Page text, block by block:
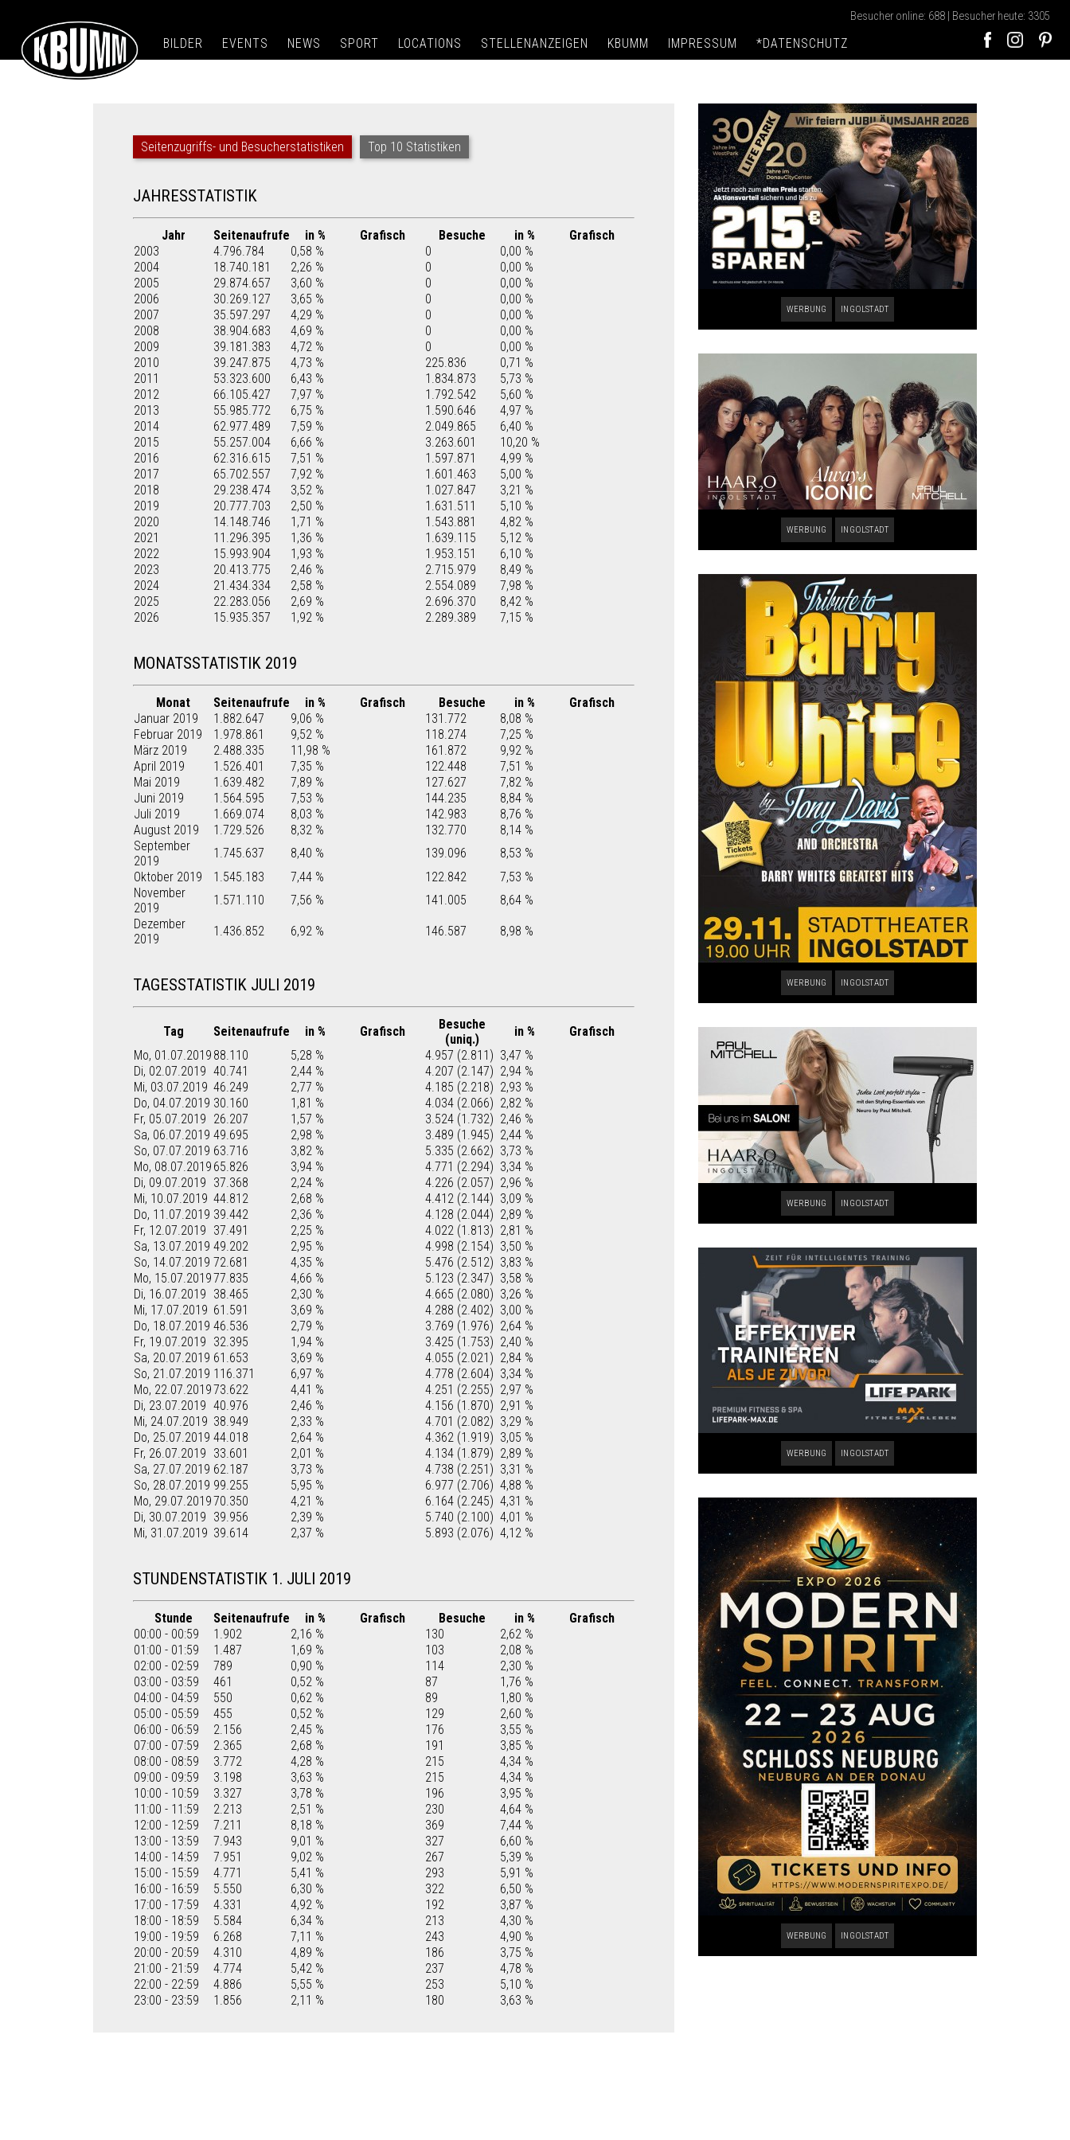
Besucher online: 688 | Besucher heute: 3305
BILDER EVENTS NEWS SPORT LOCATIONS STELLENANZEIGEN KBUMM IMPRESSUM *DATENSCHUTZ
Seitenzugriffs- und Besucherstatistiken Top 10 Statistiken
JAHRESSTATISTIK
Jahr Seitenaufrufe in % Grafisch Besuche in %
Grafisch
2003
4.796.784 0,58 % 0
0,00 %
2004
18.740.181 2,26 % 0
0,00 %
2005
29.874.657 3,60 % 0
0,00 %
2006
30.269.127 3,65 % 0
0,00 %
2007
35.597.297 4,29 % 0
0,00 %
2008
38.904.683 4,69 % 0
0,00 %
2009
39.181.383 4,72 % 0
0,00 %
2010
39.247.875 4,73 % 225.836
0,71 %
2011
53.323.600 6,43 % 1.834.873
5,73 %
2012
66.105.427 7,97 % 1.792.542
5,60 %
2013
55.985.772 6,75 % 1.590.646
4,97 %
2014
62.977.489 7,59 % 2.049.865
6,40 %
2015
55.257.004 6,66 % 3.263.601
10,20 %
2016
62.316.615 7,51 % 1.597.871
4,99 %
2017
65.702.557 7,92 % 1.601.463
5,00 %
2018
29.238.474 3,52 % 1.027.847
3,21 %
2019
20.777.703 2,50 % 1.631.511
5,10 %
2020
14.148.746 1,71 % 1.543.881
4,82 %
2021
11.296.395 1,36 % 1.639.115
5,12 %
2022
15.993.904 1,93 % 1.953.151
6,10 %
2023
20.413.775 2,46 % 2.715.979
8,49 %
2024
21.434.334 2,58 % 2.554.089
7,98 %
2025
22.283.056 2,69 % 2.696.370
8,42 %
2026
15.935.357 1,92 % 2.289.389 7,15 %
MONATSSTATISTIK 2019
Monat Seitenaufrufe in % Grafisch Besuche in %
Grafisch
Januar 2019
1.882.647 9,06 % 131.772
8,08 %
Februar 2019
1.978.861 9,52 % 118.274
7,25 %
März 2019
2.488.335 11,98 % 161.872
9,92 %
April 2019
1.526.401 7,35 % 122.448
7,51 %
Mai 2019
1.639.482 7,89 % 127.627
7,82 %
Juni 2019
1.564.595 7,53 % 144.235
8,84 %
Juli 2019
1.669.074 8,03 % 142.983
8,76 %
August 2019
1.729.526 8,32 % 132.770
8,14 %
September
2019
1.745.637 8,40 % 139.096
8,53 %
Oktober 2019
1.545.183 7,44 % 122.842
7,53 %
November
2019
1.571.110 7,56 % 141.005
8,64 %
Dezember
2019
1.436.852 6,92 % 146.587 8,98 %
TAGESSTATISTIK JULI 2019
Tag Seitenaufrufe in % Grafisch
Besuche
(uniq.)
in %
Grafisch
Mo, 01.07.2019 88.110 5,28 % 4.957 (2.811) 3,47 %
Di, 02.07.2019 40.741 2,44 % 4.207 (2.147) 2,94 %
Mi, 03.07.2019 46.249 2,77 % 4.185 (2.218) 2,93 %
Do, 04.07.2019 30.160 1,81 % 4.034 (2.066) 2,82 %
Fr, 05.07.2019 26.207 1,57 % 3.524 (1.732) 2,46 %
Sa, 06.07.2019 49.695 2,98 % 3.489 (1.945) 2,44 %
So, 07.07.2019 63.716 3,82 % 5.335 (2.662) 3,73 %
Mo, 08.07.2019 65.826 3,94 % 4.771 (2.294) 3,34 %
Di, 09.07.2019 37.368 2,24 % 4.226 (2.057) 2,96 %
Mi, 10.07.2019 44.812 2,68 % 4.412 (2.144) 3,09 %
Do, 11.07.2019 39.442 2,36 % 4.128 (2.044) 2,89 %
Fr, 12.07.2019 37.491 2,25 % 4.022 (1.813) 2,81 %
Sa, 13.07.2019 49.202 2,95 % 4.998 (2.154) 3,50 %
So, 14.07.2019 72.681 4,35 % 5.476 (2.512) 3,83 %
Mo, 15.07.201977.835 4,66 % 5.123 (2.347) 3,58 %
Di, 16.07.2019 38.465 2,30 % 4.665 (2.080) 3,26 %
Mi, 17.07.2019 61.591 3,69 % 4.288 (2.402) 3,00 %
Do, 18.07.2019 46.536 2,79 % 3.769 (1.976) 2,64 %
Fr, 19.07.2019 32.395 1,94 % 3.425 (1.753) 2,40 %
Sa, 20.07.2019 61.653 3,69 % 4.055 (2.021) 2,84 %
So, 21.07.2019 116.371 6,97 % 4.778 (2.604) 3,34 %
Mo, 22.07.201973.622 4,41 % 4.251 (2.255) 2,97 %
Di, 23.07.2019 40.976 2,46 % 4.156 (1.870) 2,91 %
Mi, 24.07.2019 38.949 2,33 % 4.701 (2.082) 3,29 %
Do, 25.07.2019 44.018 2,64 % 4.362 (1.919) 3,05 %
Fr, 26.07.2019 33.601 2,01 % 4.134 (1.879) 2,89 %
Sa, 27.07.2019 62.187 3,73 % 4.738 (2.251) 3,31 %
So, 28.07.2019 99.255 5,95 % 6.977 (2.706) 4,88 %
Mo, 29.07.201970.350 4,21 % 6.164 (2.245) 4,31 %
Di, 30.07.2019 39.956 2,39 % 5.740 (2.100) 4,01 %
Mi, 31.07.2019 39.614 2,37 % 5.893 (2.076) 4,12 %
STUNDENSTATISTIK 1. JULI 2019
Stunde Seitenaufrufe in % Grafisch Besuche in %
Grafisch
00:00 - 00:59
1.902 2,16 % 130
2,62 %
01:00 - 01:59
1.487 1,69 % 103
2,08 %
02:00 - 02:59
789 0,90 % 114
2,30 %
03:00 - 03:59
461 0,52 % 87
1,76 %
04:00 - 04:59
550 0,62 % 89
1,80 %
05:00 - 05:59
455 0,52 % 129
2,60 %
06:00 - 06:59
2.156 2,45 % 176
3,55 %
07:00 - 07:59
2.365 2,68 % 191
3,85 %
08:00 - 08:59
3.772 4,28 % 215
4,34 %
09:00 - 09:59
3.198 3,63 % 215
4,34 %
10:00 - 10:59
3.327 3,78 % 196
3,95 %
11:00 - 11:59
2.213 2,51 % 230
4,64 %
12:00 - 12:59
7.211 8,18 % 369
7,44 %
13:00 - 13:59
7.943 9,01 % 327
6,60 %
14:00 - 14:59
7.951 9,02 % 267
5,39 %
15:00 - 15:59
4.771 5,41 % 293
5,91 %
16:00 - 16:59
5.550 6,30 % 322
6,50 %
17:00 - 17:59
4.331 4,92 % 192
3,87 %
18:00 - 18:59
5.584 6,34 % 213
4,30 %
19:00 - 19:59
6.268 7,11 % 243
4,90 %
20:00 - 20:59
4.310 4,89 % 186
3,75 %
21:00 - 21:59
4.774 5,42 % 237
4,78 %
22:00 - 22:59
4.886 5,55 % 253
5,10 %
23:00 - 23:59
1.856 2,11 % 180 3,63 %
WERBUNG INGOLSTADT
WERBUNG INGOLSTADT
WERBUNG INGOLSTADT
WERBUNG INGOLSTADT
WERBUNG INGOLSTADT
WERBUNG INGOLSTADT